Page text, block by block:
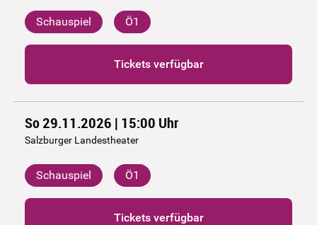
Schauspiel Ö1
Tickets verfügbar
So 29.11.2026 | 15:00 Uhr
Salzburger Landestheater
Schauspiel Ö1
Tickets verfügbar